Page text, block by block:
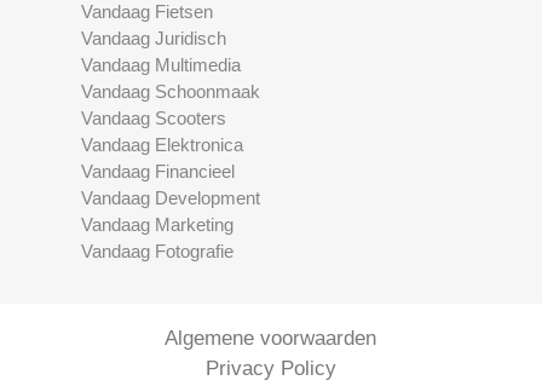
Vandaag Fietsen
Vandaag Juridisch
Vandaag Multimedia
Vandaag Schoonmaak
Vandaag Scooters
Vandaag Elektronica
Vandaag Financieel
Vandaag Development
Vandaag Marketing
Vandaag Fotografie
Algemene voorwaarden
Privacy Policy